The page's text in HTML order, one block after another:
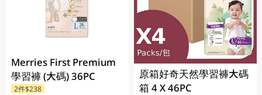
Merries First Premium
學習褲 (大碼) 36PC
2件$238
原箱好奇天然學習褲大碼
箱 4 X 46PC